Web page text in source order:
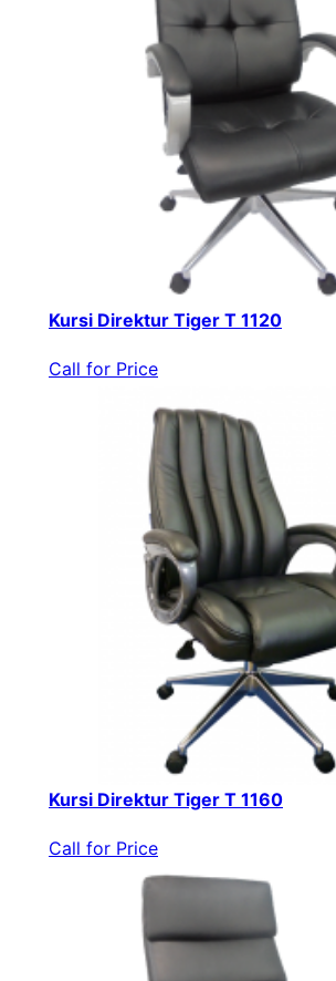
Kursi Direktur Tiger T 1120
Call for Price
Kursi Direktur Tiger T 1160
Call for Price